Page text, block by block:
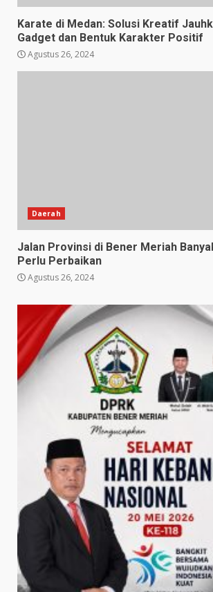
Karate di Medan: Solusi Kreatif
Gadget dan Bentuk Karakter Positif
Agustus 26, 2024
Daerah
Jalan Provinsi di Bener Meriah
Perlu Perbaikan
Agustus 26, 2024